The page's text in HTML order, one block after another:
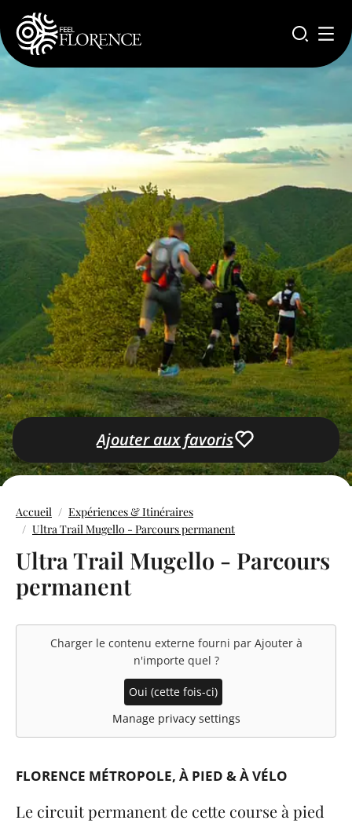
Aller au contenu principal
Ajouter aux favoris
Accueil
Expériences & Itinéraires
Ultra Trail Mugello - Parcours permanent
Ultra Trail Mugello - Parcours
permanent
Charger le contenu externe fourni par Ajouter à
n'importe quel ?
Oui (cette fois-ci)
Manage privacy settings
FLORENCE MÉTROPOLE À PIED & À VÉLO
Le circuit permanent de cette course à pied